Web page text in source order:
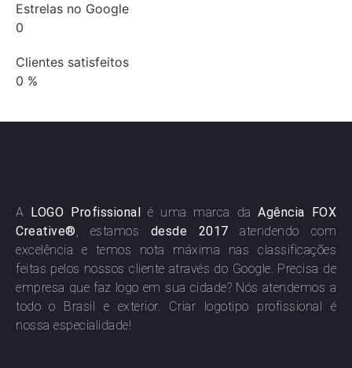
Estrelas no Google
0
Clientes satisfeitos
0 %
A LOGO Profissional é uma marca daAgência FOX
Creative®, estamos desde 2017 atendendo com
excelência e temos nota máxima nas classificações
feitas pelos nossos cliente através do Google. Precisa de
empresa que faz logo em sua cidade? Nós atendemos a
todo o Brasil e exterior. Criar logotipo profissional é
nossa especialidade!